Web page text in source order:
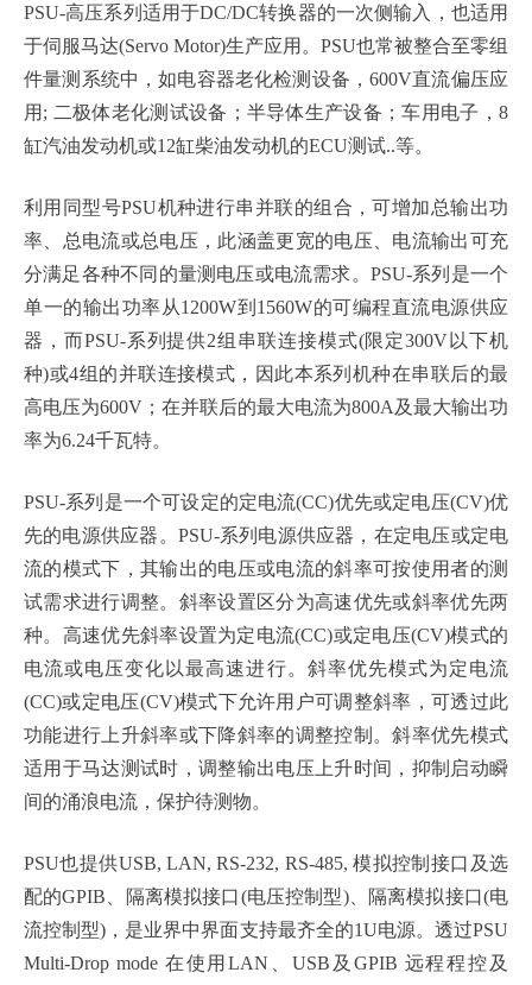
PSU-高压系列适用于DC/DC转换器的一次侧输入，也适用
于伺服马达(Servo Motor)生产应用。PSU也常被整合至零组
件量测系统中，如电容器老化检测设备，600V直流偏压应
用; 二极体老化测试设备；半导体生产设备；车用电子，8
缸汽油发动机或12缸柴油发动机的ECU测试..等。
利用同型号PSU机种进行串并联的组合，可增加总输出功
率、总电流或总电压，此涵盖更宽的电压、电流输出可充
分满足各种不同的量测电压或电流需求。PSU-系列是一个
单一的输出功率从1200W到1560W的可编程直流电源供应
器，而PSU-系列提供2组串联连接模式(限定300V以下机
种)或4组的并联连接模式，因此本系列机种在串联后的最
高电压为600V；在并联后的最大电流为800A及最大输出功
率为6.24千瓦特。
PSU-系列是一个可设定的定电流(CC)优先或定电压(CV)优
先的电源供应器。PSU-系列电源供应器，在定电压或定电
流的模式下，其输出的电压或电流的斜率可按使用者的测
试需求进行调整。斜率设置区分为高速优先或斜率优先两
种。高速优先斜率设置为定电流(CC)或定电压(CV)模式的
电流或电压变化以最高速进行。斜率优先模式为定电流
(CC)或定电压(CV)模式下允许用户可调整斜率，可透过此
功能进行上升斜率或下降斜率的调整控制。斜率优先模式
适用于马达测试时，调整输出电压上升时间，抑制启动瞬
间的涌浪电流，保护待测物。
PSU也提供USB, LAN, RS-232, RS-485, 模拟控制接口及选
配的GPIB、隔离模拟接口(电压控制型)、隔离模拟接口(电
流控制型)，是业界中界面支持最齐全的1U电源。透过PSU
Multi-Drop mode 在使用LAN、USB及GPIB 远程程控及